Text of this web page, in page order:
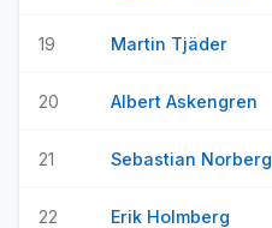
19 Martin Tjäder
20 Albert Askengren
21 Sebastian Norberg
22 Erik Holmberg